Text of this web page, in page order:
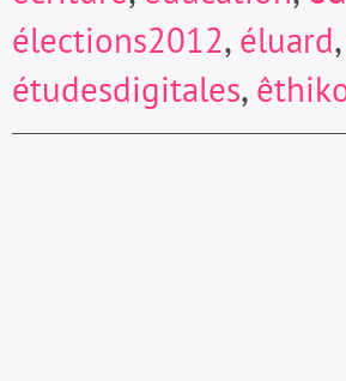
élections2012, éluard,
étudesdigitales,